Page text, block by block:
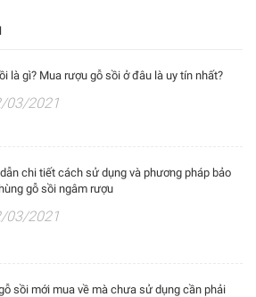
là gì? Mua rượu gỗ sồi ở đâu là uy tín nhất?
03/2021
chi tiết cách sử dụng và phương pháp bảo
gỗ sồi ngâm rượu
03/2021
sồi mới mua về mà chưa sử dụng cần phải